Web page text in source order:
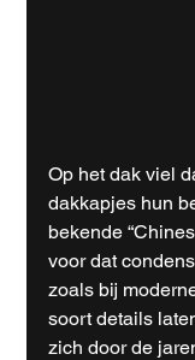
Op het dak viel
dakkapjes hun
bekende
voor dat
zoals bij
soort details
zich door de